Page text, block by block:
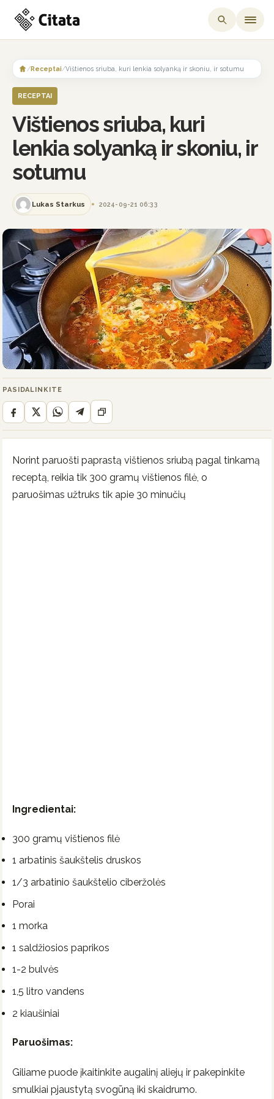
content
/Receptai/Vištienos sriuba, kuri lenkia solyanką ir skoniu, ir sotumu
RECEPTAI
Vištienos sriuba, kuri
lenkia solyanką ir skoniu, ir
sotumu
Lukas Starkus 2024-09-21 06:33
PASIDALINKITE
Norint paruošti paprastą vištienos sriubą pagal tinkamą
receptą, reikia tik 300 gramų vištienos filė, o
paruošimas užtruks tik apie 30 minučių
Ingredientai:
300 gramų vištienos filė
1 arbatinis šaukštelis druskos
1/3 arbatinio šaukštelio ciberžolės
Porai
1 morka
1 saldžiosios paprikos
1-2 bulvės
1,5 litro vandens
2 kiaušiniai
Paruošimas:
Giliame puode įkaitinkite augalinį aliejų ir pakepinkite
smulkiai pjaustytą svogūną iki skaidrumo.